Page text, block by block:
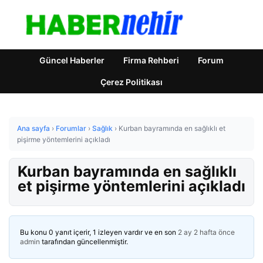
Güncel Haberler Firma Rehberi Forum
Çerez Politikası
Ana sayfa › Forumlar › Sağlık › Kurban bayramında en sağlıklı et
pişirme yöntemlerini açıkladı
Kurban bayramında en sağlıklı
et pişirme yöntemlerini açıkladı
Bu konu 0 yanıt içerir, 1 izleyen vardır ve en son 2 ay 2 hafta önce
admin tarafından güncellenmiştir.